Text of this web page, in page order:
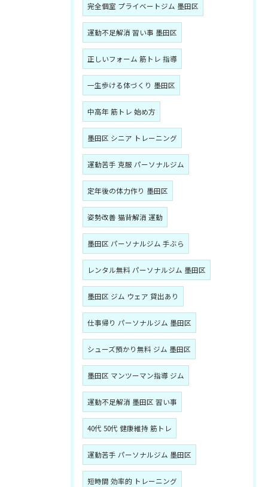
完全個室 プライベートジム 墨田区
運動不足解消 習い事 墨田区
正しいフォーム 筋トレ 指導
一生歩ける体づくり 墨田区
中高年 筋トレ 始め方
墨田区 シニア トレーニング
運動苦手 克服 パーソナルジム
定年後の体力作り 墨田区
姿勢改善 猫背解消 運動
墨田区 パーソナルジム 手ぶら
レンタル無料 パーソナルジム 墨田区
墨田区 ジム ウェア 貸出あり
仕事帰り パーソナルジム 墨田区
シューズ預かり無料 ジム 墨田区
墨田区 マンツーマン指導 ジム
運動不足解消 墨田区 習い事
40代 50代 健康維持 筋トレ
運動苦手 パーソナルジム 墨田区
短時間 効率的 トレーニング